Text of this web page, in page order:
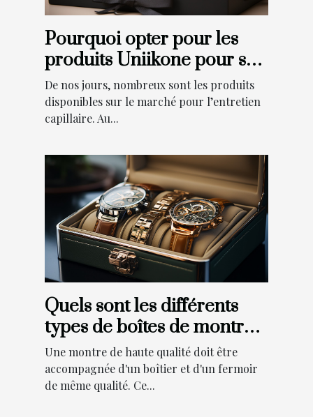
Pourquoi opter pour les
produits Uniikone pour ses
cheveux ?
De nos jours, nombreux sont les produits
disponibles sur le marché pour l’entretien
capillaire. Au...
Quels sont les différents
types de boîtes de montres
disponibles ?
Une montre de haute qualité doit être
accompagnée d'un boîtier et d'un fermoir
de même qualité. Ce...